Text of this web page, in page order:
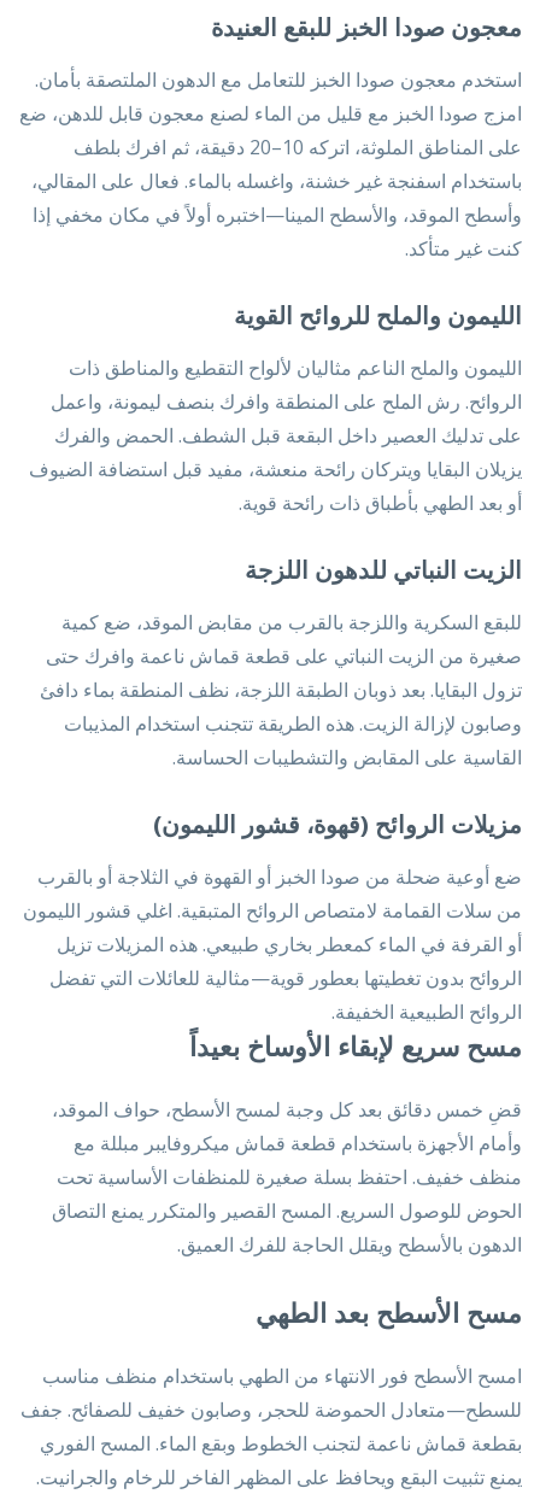
معجون صودا الخبز للبقع العنيدة
استخدم معجون صودا الخبز للتعامل مع الدهون الملتصقة بأمان.
امزج صودا الخبز مع قليل من الماء لصنع معجون قابل للدهن، ضع
على المناطق الملوثة، اتركه 10–20 دقيقة، ثم افرك بلطف
باستخدام اسفنجة غير خشنة، واغسله بالماء. فعال على المقالي،
وأسطح الموقد، والأسطح المينا—اختبره أولاً في مكان مخفي إذا
كنت غير متأكد.
الليمون والملح للروائح القوية
الليمون والملح الناعم مثاليان لألواح التقطيع والمناطق ذات
الروائح. رش الملح على المنطقة وافرك بنصف ليمونة، واعمل
على تدليك العصير داخل البقعة قبل الشطف. الحمض والفرك
يزيلان البقايا ويتركان رائحة منعشة، مفيد قبل استضافة الضيوف
أو بعد الطهي بأطباق ذات رائحة قوية.
الزيت النباتي للدهون اللزجة
للبقع السكرية واللزجة بالقرب من مقابض الموقد، ضع كمية
صغيرة من الزيت النباتي على قطعة قماش ناعمة وافرك حتى
تزول البقايا. بعد ذوبان الطبقة اللزجة، نظف المنطقة بماء دافئ
وصابون لإزالة الزيت. هذه الطريقة تتجنب استخدام المذيبات
القاسية على المقابض والتشطيبات الحساسة.
مزيلات الروائح (قهوة، قشور الليمون)
ضع أوعية ضحلة من صودا الخبز أو القهوة في الثلاجة أو بالقرب
من سلات القمامة لامتصاص الروائح المتبقية. اغلي قشور الليمون
أو القرفة في الماء كمعطر بخاري طبيعي. هذه المزيلات تزيل
الروائح بدون تغطيتها بعطور قوية—مثالية للعائلات التي تفضل
الروائح الطبيعية الخفيفة.
مسح سريع لإبقاء الأوساخ بعيداً
قضِ خمس دقائق بعد كل وجبة لمسح الأسطح، حواف الموقد،
وأمام الأجهزة باستخدام قطعة قماش ميكروفايبر مبللة مع
منظف خفيف. احتفظ بسلة صغيرة للمنظفات الأساسية تحت
الحوض للوصول السريع. المسح القصير والمتكرر يمنع التصاق
الدهون بالأسطح ويقلل الحاجة للفرك العميق.
مسح الأسطح بعد الطهي
امسح الأسطح فور الانتهاء من الطهي باستخدام منظف مناسب
للسطح—متعادل الحموضة للحجر، وصابون خفيف للصفائح. جفف
بقطعة قماش ناعمة لتجنب الخطوط وبقع الماء. المسح الفوري
يمنع تثبيت البقع ويحافظ على المظهر الفاخر للرخام والجرانيت.